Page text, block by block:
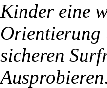
Kinder eine
Orientierung
sicheren